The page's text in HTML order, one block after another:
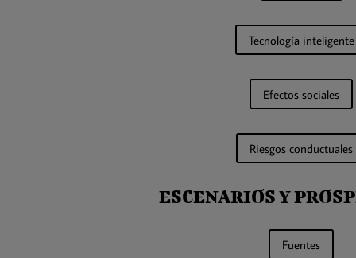
Tecnología inteligente
Efectos sociales
Riesgos conductuales
ESCENARIOS Y
Fuentes